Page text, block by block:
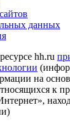
данных
hh.ru
на
к